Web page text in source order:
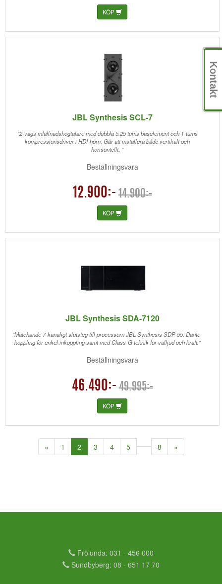
KÖP
JBL Synthesis SCL-7
"2-vägs infällnadshögtalare med dubbla 5.25 tums baselement och 1-tums
kompressionsdriver i HDI-horn. Går att installera både vertikalt och
horisontellt. "
Beställningsvara
12.900:- 14.900:-
KÖP
JBL Synthesis SDA-7120
"Matchande 7-kanaligt slutsteg till processorn JBL Synthesis SDP-55. Dante-
koppling för enkel inkoppling samt med Class-G teknik för välljud och kraft."
Beställningsvara
46.490:- 49.995:-
KÖP
« 1 2(current)
3 4 5 8 »
Frölunda: 031 - 456 000
Sundbyberg: 08 - 651 17 70
Kontakt